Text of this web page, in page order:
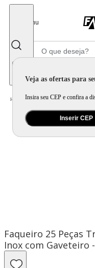
Menu
Veja as ofertas para
Insira seu CEP e confira a
Inserir CEP
Home Utilidade Doméstica Mesa /
Faqueiro 25 Peças
Inox com Gaveteiro